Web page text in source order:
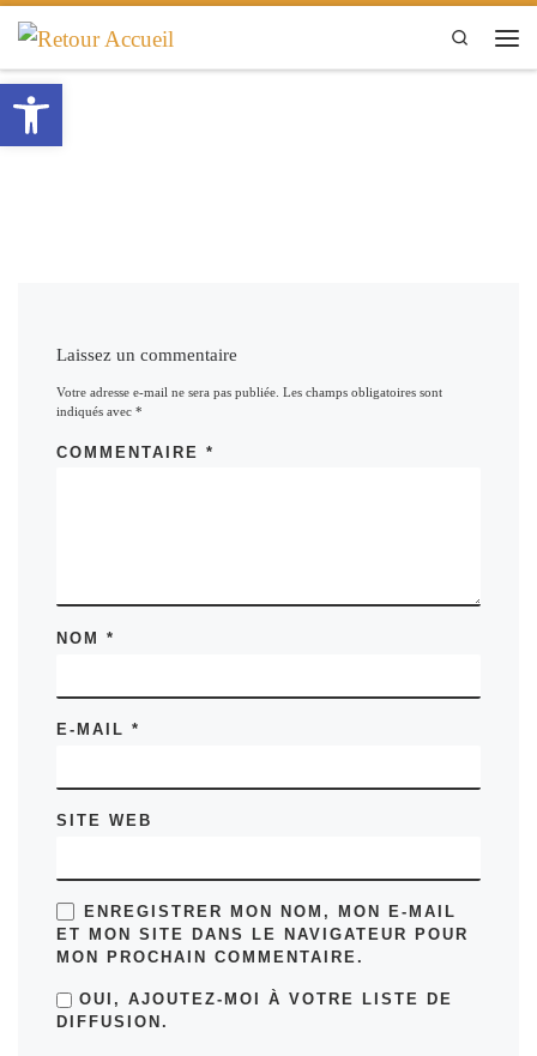
Passer au contenu
Search
Laissez un commentaire
Votre adresse e-mail ne sera pas publiée. Les champs obligatoires sont
indiqués avec*
COMMENTAIRE*
NOM*
E-MAIL*
SITE WEB
ENREGISTRER MON NOM, MON E-MAIL
ET MON SITE DANS LE NAVIGATEUR POUR
MON PROCHAIN COMMENTAIRE.
OUI, AJOUTEZ-MOI À VOTRE LISTE DE
DIFFUSION.
Ouvrir la barre d’outils